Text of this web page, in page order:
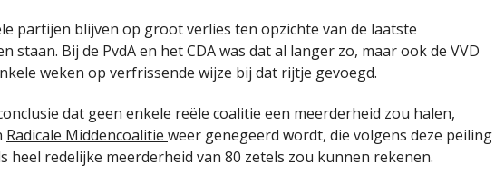
partijen blijven op groot verlies ten opzichte van de laatste
staan. Bij de PvdA en het CDA was dat al langer zo, maar ook de VVD
weken op verfrissende wijze bij dat rijtje gevoegd.
dat geen enkele reële coalitie een meerderheid zou halen,
Radicale Middencoalitie weer genegeerd wordt, die volgens deze peiling
heel redelijke meerderheid van 80 zetels zou kunnen rekenen.